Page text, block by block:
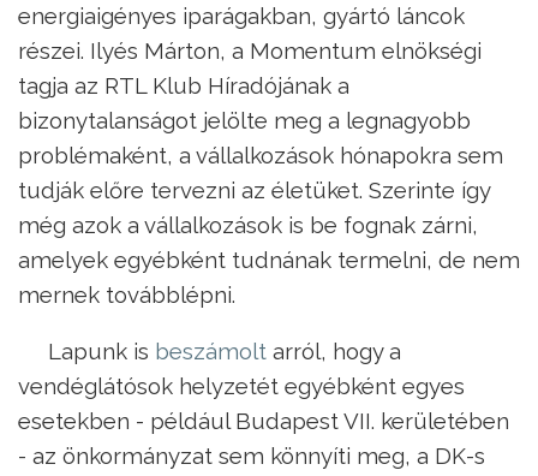
energiaigényes iparágakban, gyártó láncok
részei. Ilyés Márton, a Momentum elnökségi
tagja az RTL Klub Híradójának a
bizonytalanságot jelölte meg a legnagyobb
problémaként, a vállalkozások hónapokra sem
tudják előre tervezni az életüket. Szerinte így
még azok a vállalkozások is be fognak zárni,
amelyek egyébként tudnának termelni, de nem
mernek továbblépni.
Lapunk is beszámolt arról, hogy a
vendéglátósok helyzetét egyébként egyes
esetekben - például Budapest VII. kerületében
- az önkormányzat sem könnyíti meg, a DK-s